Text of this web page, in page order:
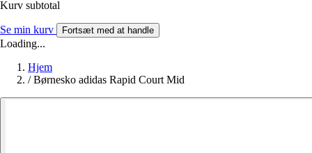
Kurv subtotal
Se min kurv Fortsæt med at handle
Loading...
Hjem
/ Børnesko adidas Rapid Court Mid